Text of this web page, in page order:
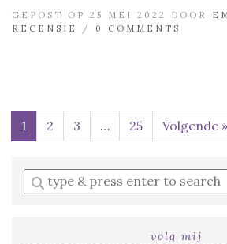
GEPOST OP 25 MEI 2022 DOOR
RECENSIE
/ 0 COMMENTS
1 2 3 … 25 Volgende »
Enter
a
volg mij